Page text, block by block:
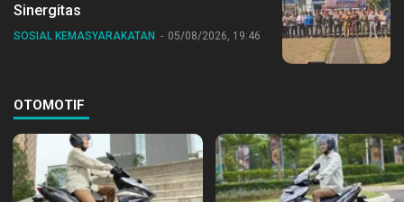
Sinergitas
SOSIAL KEMASYARAKATAN 05/08/2026, 19:46
OTOMOTIF